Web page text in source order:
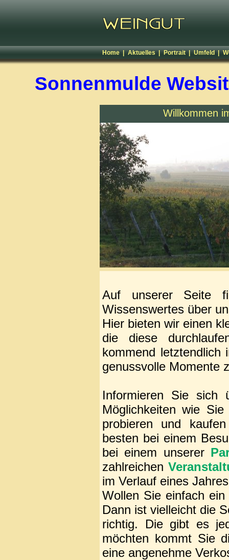
Home | Aktuelles | Portrait | Umfeld |
Sonnenmulde
Willkommen
Auf unserer Seite
Wissenswertes über
Hier bieten wir einen
die diese
kommend
genussvolle Momente
Informieren Sie sich
Möglichkeiten wie
probieren und
besten bei einem
bei einem unserer
zahlreichen
im Verlauf eines
Wollen Sie einfach
Dann ist vielleicht die
richtig. Die gibt es
möchten kommt Sie
eine angenehme